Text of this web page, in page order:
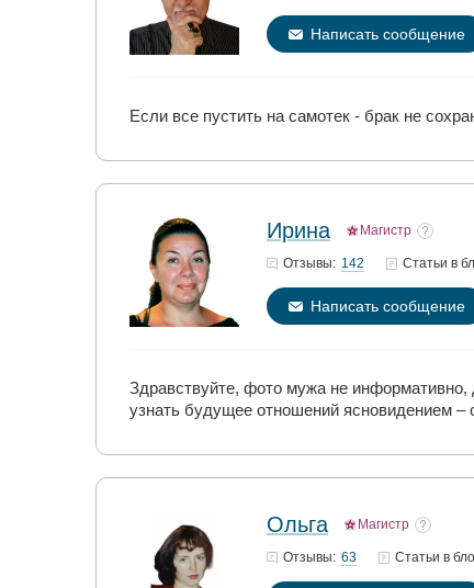
Написать сообщение
Если все пустить на самотек - брак не
Ирина Магистр
Отзывы: 142 Статьи в
Написать сообщение
Здравствуйте, фото мужа не информативно,
узнать будущее отношений ясновидением –
Ольга Магистр
Отзывы: 63 Статьи в